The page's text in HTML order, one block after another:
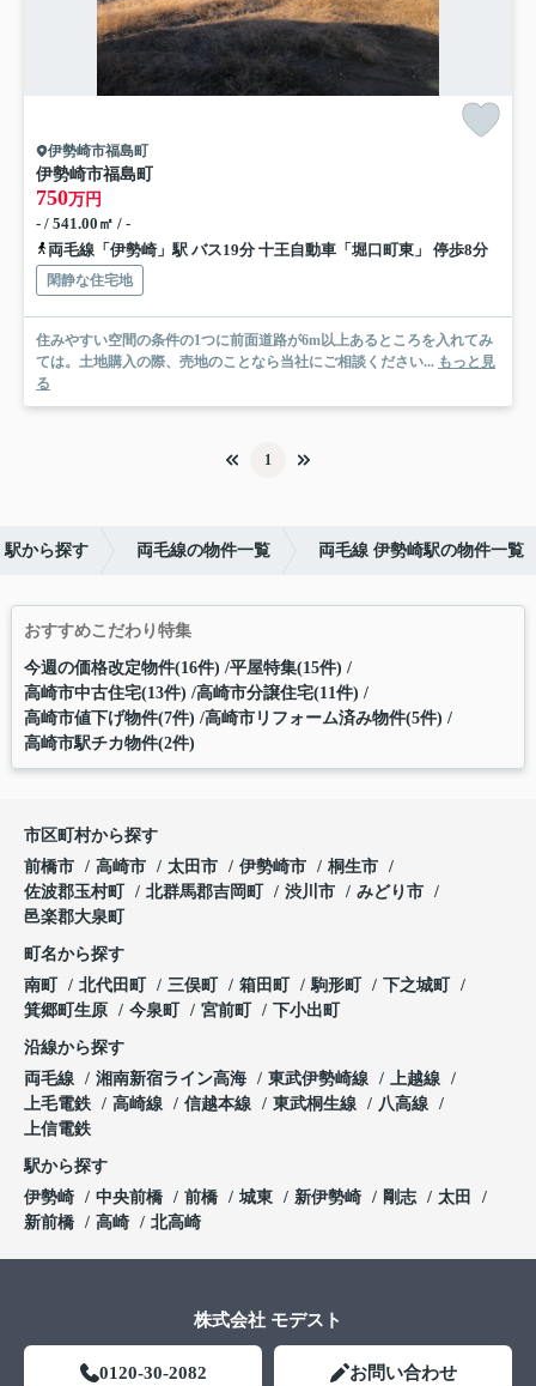
伊勢崎市福島町
伊勢崎市福島町
750万円
- / 541.00㎡ / -
両毛線「伊勢崎」駅 バス19分 十王自動車「堀口町東」 停歩8分
閑静な住宅地
住みやすい空間の条件の1つに前面道路が6m以上あるところを入れてみ
ては。土地購入の際、売地のことなら当社にご相談ください... もっと見
る
1
駅から探す 両毛線の物件一覧 両毛線 伊勢崎駅の物件一覧
おすすめこだわり特集
今週の価格改定物件(16件) 平屋特集(15件)
高崎市中古住宅(13件) 高崎市分譲住宅(11件)
高崎市値下げ物件(7件) 高崎市リフォーム済み物件(5件)
高崎市駅チカ物件(2件)
市区町村から探す
前橋市
高崎市 太田市 伊勢崎市
桐生市
佐波郡玉村町
北群馬郡吉岡町 渋川市
みどり市
邑楽郡大泉町
町名から探す
南町
北代田町 三俣町 箱田町 駒形町
下之城町
箕郷町生原
今泉町 宮前町 下小出町
沿線から探す
両毛線
湘南新宿ライン高海 東武伊勢崎線
上越線
上毛電鉄
高崎線 信越本線 東武桐生線
八高線
上信電鉄
駅から探す
伊勢崎
中央前橋 前橋 城東 新伊勢崎 剛志
太田
新前橋
高崎 北高崎
株式会社 モデスト
0120-30-2082 お問い合わせ